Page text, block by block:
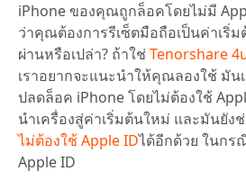
iPhone ของคุณถูกล็อคโดยไม่มี
ว่าคุณต้องการรีเซ็ตมือถือเป็นค่าเริ่
ผ่านหรือเปล่า? ถ้าใช่ Tenorshare
เราอยากจะแนะนำให้คุณลองใช้ มั
ปลดล็อค iPhone โดยไม่ต้องใช้
นำเครื่องสู่ค่าเริ่มต้นใหม่ และมันยัง
ไม่ต้องใช้ Apple IDได้อีกด้วย ในก
Apple ID